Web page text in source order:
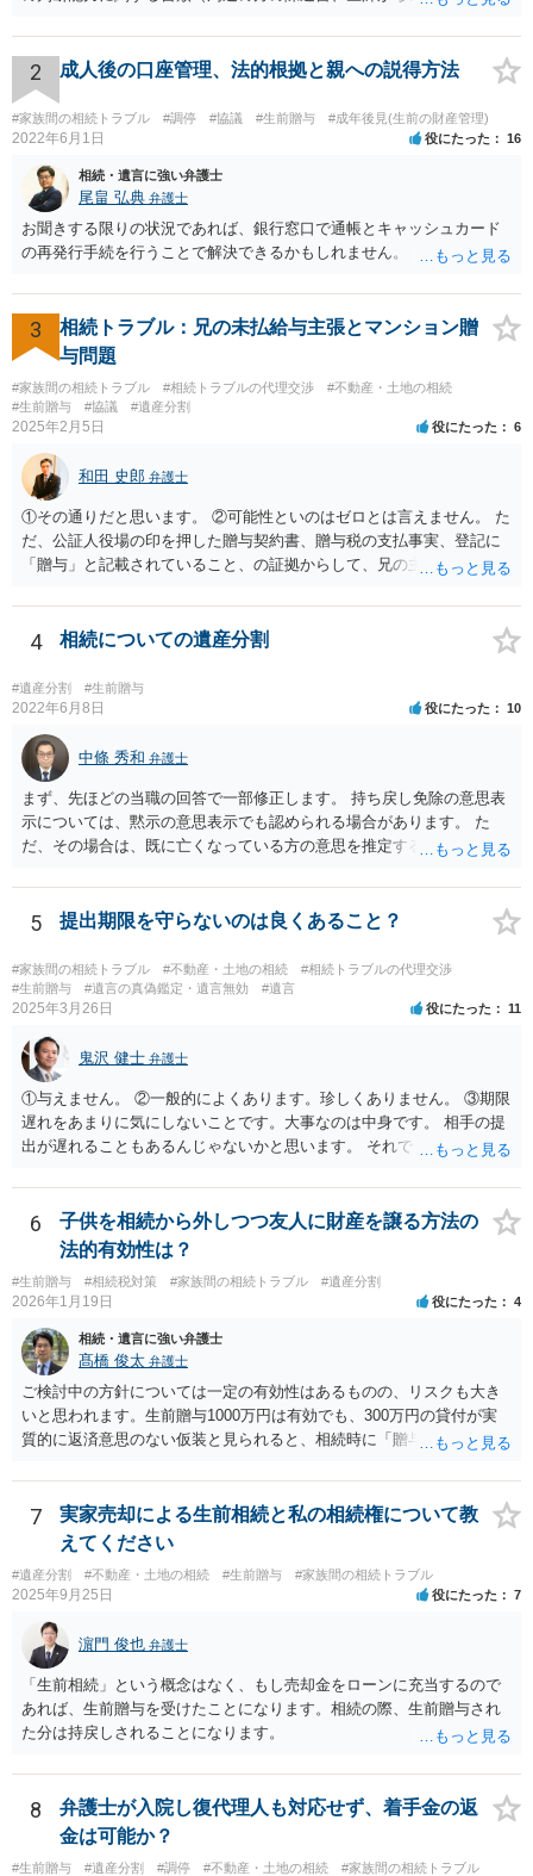
をしていただければそこから先は進むのではないかと存じます。 ま
た、Aさんの意向を酌みすぎるあまりに後見申立ができない状況にして
いる施設の問題もありますので、当該地域の地域包括支援センターに
ご相談されるのもひとつの方法です。
2 成人後の口座管理、法的根拠と親への説得方法
#家族間の相続トラブル #調停 #協議 #生前贈与 #成年後見(生前の財産管理)
2022年6月1日 役にたった 16
相続・遺言に強い弁護士
尾畠 弘典 弁護士
お聞きする限りの状況であれば、銀行窓口で通帳とキャッシュカード
の再発行手続を行うことで解決できるかもしれません。
3
相続トラブル：兄の未払給与主張とマンション贈
与問題
#家族間の相続トラブル #相続トラブルの代理交渉
#不動産・土地の相続
#生前贈与
#協議 #遺産分割
2025年2月5日 役にたった 6
和田 史郎 弁護士
①その通りだと思います。 ②可能性といのはゼロとは言えません。 た
だ、公証人役場の印を押した贈与契約書、贈与税の支払事実、登記に
「贈与」と記載されていること、の証拠からして、兄の主張は通らな
わなければ、遺産分割調停を申し立てて進めるのがベターのような気
がしますね。
4 相続についての遺産分割
#遺産分割 #生前贈与
2022年6月8日 役にたった 10
中條 秀和 弁護士
まず、先ほどの当職の回答で一部修正します。 持ち戻し免除の意思表
示については、黙示の意思表示でも認められる場合があります。 た
だ、その場合は、既に亡くなっている方の意思を推定することになり
持ち戻し免除の意思表示は書面で明確にしておいていただくべきとい
う結論は変わりません。 誤解を与えるような回答でした。失礼しまし
た。 文言については、「〇〇に対する生前贈与による特別受益の持ち
戻しをすべて免除する」というのがオーソドックスなものですが、ご
心配ならば、弁護士のところに行って、特別受益となりそうな贈与に
ついて説明した上で、適切な文言についてご相談してみてはいかがで
しょうか。
5 提出期限を守らないのは良くあること？
#家族間の相続トラブル #不動産・土地の相続
#相続トラブルの代理交渉
#生前贈与
#遺言の真偽鑑定・遺言無効 #遺言
2025年3月26日 役にたった 11
鬼沢 健士 弁護士
①与えません。 ②一般的によくあります。珍しくありません。 ③期限
遅れをあまりに気にしないことです。大事なのは中身です。 相手の提
出が遅れることもあるんじゃないかと思います。 それでもあなた有利
6
子供を相続から外しつつ友人に財産を譲る方法の
法的有効性は？
#生前贈与 #相続税対策 #家族間の相続トラブル #遺産分割
2026年1月19日 役にたった 4
相続・遺言に強い弁護士
髙橋 俊太 弁護士
ご検討中の方針については一定の有効性はあるものの、リスクも大き
いと思われます。生前贈与1000万円は有効でも、300万円の貸付が実
質的に返済意思のない仮装と見られると、相続時に「贈与」と評価さ
法として考えられるものとしては、 ①信託（家族信託・目的信託） 財
産を信託口に移し、受託者（信頼できる友人や専門職）に管理させ、
・生存中はあなたの生活費・介護費に優先充当 ・残余を友人や慈善団
体へ と使途を厳格に指定。相続ではなく信託帰属になるため、子の関
与を大きく排除できます。 ②遺言＋生命保険の組合せ 生活資金は手元
に残し、余剰資金で受取人を友人・団体にした保険を活用。保険金は
相続財産とは別枠で、遺留分対策にも有効と思われます。 ③負担付死
因贈与 「介護・見守り等を条件に、死亡時に財産を渡す」契約。条件
不履行なら無効にでき、老後の安心を担保できます。 ④ 寄附予約＋解
除条件 慈善団体への寄附を予約しつつ、資金不足時は解除できる条項
を設定。 などがあり得るかと思われます。
7
実家売却による生前相続と私の相続権について教
えてください
#遺産分割 #不動産・土地の相続 #生前贈与 #家族間の相続トラブル
2025年9月25日 役にたった 7
濵門 俊也 弁護士
「生前相続」という概念はなく、もし売却金をローンに充当するので
あれば、生前贈与を受けたことになります。相続の際、生前贈与され
た分は持戻しされることになります。
8
弁護士が入院し復代理人も対応せず、着手金の返
金は可能か？
#生前贈与 #遺産分割 #調停 #不動産・土地の相続
#家族間の相続トラブル